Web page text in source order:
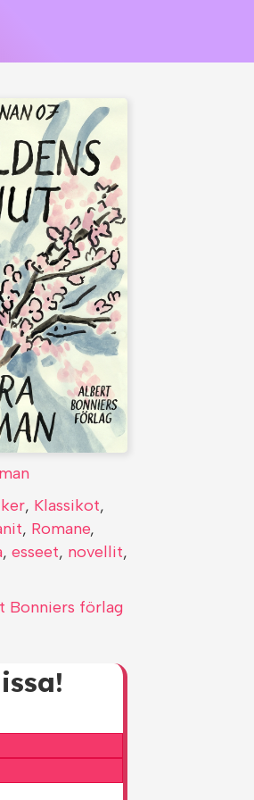
, Klassikot,
, Romane,
, esseet, novellit,
Bonniers förlag